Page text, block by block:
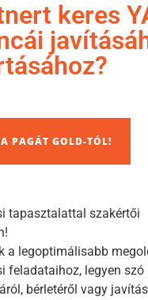
keres
PAGÁT GOLD-TÓL!
tapasztalattal szakértői
a legoptimálisabb
feladataihoz, legyen szó
bérletéről vagy